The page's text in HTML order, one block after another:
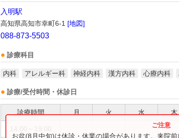
入明駅
高知県高知市幸町6-1 [地図]
088-873-5503
診療科目
内科 アレルギー科 神経内科 漢方内科 心療内科
診療/受付時間・休診日
診療時間 月 火 水 木
お盆(8月中旬)は休診・休業の場合があります。来院